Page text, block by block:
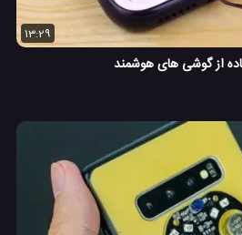
13:29